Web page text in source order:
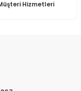
Hizmetleri